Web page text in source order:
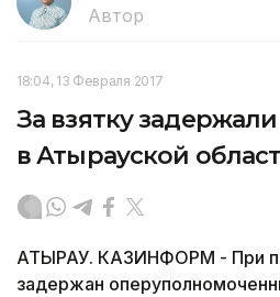
Автор
18:04, 13 Февраля 2017
За взятку
в Атырауской
АТЫРАУ. КАЗИНФОРМ - При
задержан